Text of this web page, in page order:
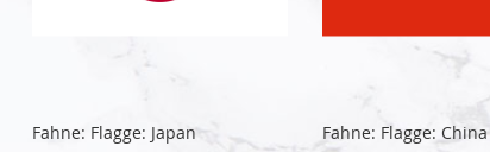
Fahne: Flagge: Japan
Fahne: Flagge: China